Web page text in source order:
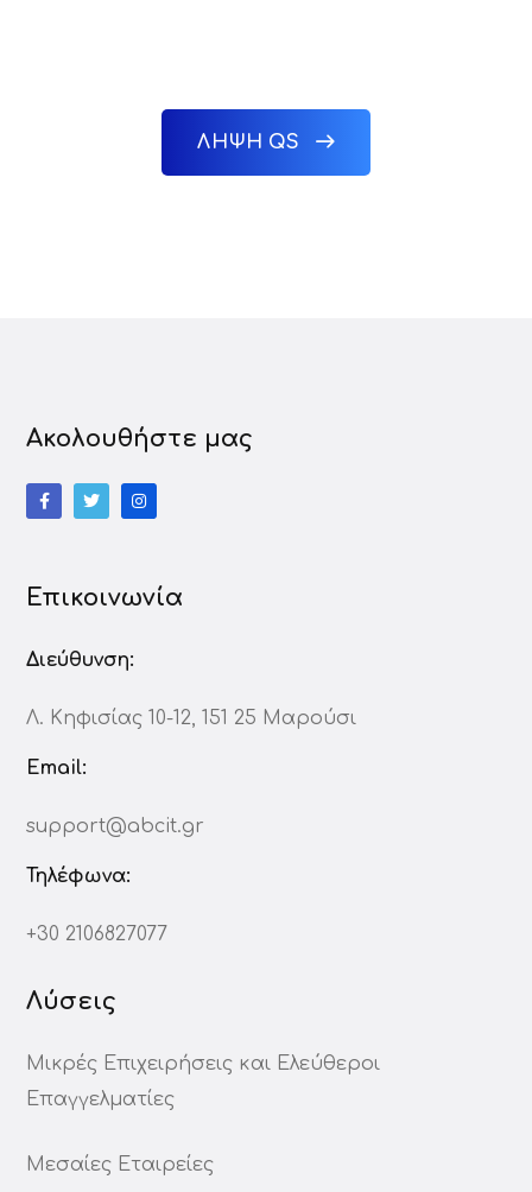
ΛΗΨΗ QS
Ακολουθήστε μας
Επικοινωνία
Διεύθυνση:
Λ. Κηφισίας 10-12, 151 25 Μαρούσι
Email:
support@abcit.gr
Τηλέφωνα:
+30 2106827077
Λύσεις
Μικρές Επιχειρήσεις και Ελεύθεροι
Επαγγελματίες
Μεσαίες Εταιρείες